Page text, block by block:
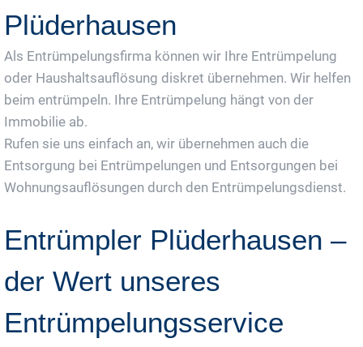
Plüderhausen
Als Entrümpelungsfirma können wir Ihre Entrümpelung
oder Haushaltsauflösung diskret übernehmen. Wir helfen
beim entrümpeln. Ihre Entrümpelung hängt von der
Immobilie ab.
Rufen sie uns einfach an, wir übernehmen auch die
Entsorgung bei Entrümpelungen und Entsorgungen bei
Wohnungsauflösungen durch den Entrümpelungsdienst.
Entrümpler Plüderhausen –
der Wert unseres
Entrümpelungsservice